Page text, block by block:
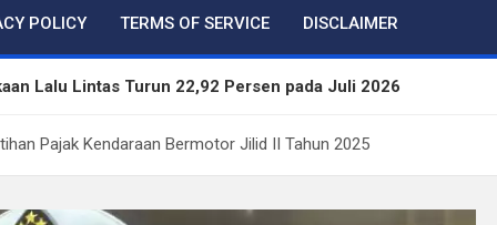
POLICY TERMS OF SERVICE DISCLAIMER
Lalu Lintas Turun 22,92 Persen pada Juli 2026
Tiga Langkah Cegah Kejahatan Siber Lewat Program
Pajak Kendaraan Bermotor Jilid II Tahun 2025